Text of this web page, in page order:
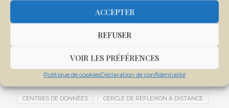
ACCEPTER
REFUSER
VOIR LES PRÉFÉRENCES
Politique de cookiesDéclaration de confidentialité
CENTRALE SOLAIRE DE SANANKOROBA
CENTRE D'INTELLIGENCE ARTIFICIELLE
CENTRE DE SANTÉ COMMUNAUTAIRE
CENTRE INTERNATIONAL DE CONFÉRENCES DE BAMAKO
CENTRE MALI
CENTRES DE DONNÉES CERCLE DE RÉFLEXION À DISTANCE